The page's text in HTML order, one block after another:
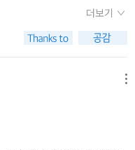
적으로 불태워진다. 1924
다. 국가 사회주의가 지
런 일은 지금도 수많은
파시즘에 맞서 영웅적
다. 독재국가에서는 진실
를 다시 쓰고, 사실을 왜
법적이다. 프로파간다가
날, 그는 이제 너무나 익
수들의 행렬을 목격하게
파시켰다는 것이 그들의
의 금니를 뽑는 일, 시체
코만도(작업반)에 구성원
형에 처하자, 나는 이 책
려진다.(P. 58) 우리가
에서도 제외됐으며, 후반에
독한 겨울을 날 수 있었
인과관계를 관찰하는 과
인간으로서의 최소한의
이는 인물에 대한 스케치
장을 가진 인물들도 넘
의 산물'이기 때문이다. 작
덕적인 판단을 내리진 않
는 '선'과 '악', '옳음'과 '그
를 지닐지 한번 생각해보
케치한 그림과 위에 예시
이 철조망 이쪽 편에서 얼
해보시기를. (130쪽)이
도 말할 수 없는 것을 쓴
있지만 증언할 수 없다.
할 수 있다. 레비는 죽은
다. 그러나 1987년 끝내
신이 살아남은 것은 순전
라고 말하지만 어쨌거나
간이란 정의에 대해서 다
진 대로(나는 많은 사람
적적으로 살아난 이탈리아
리모 레비의 생존 수기
그가 실제로 본 것, 느낀
성적이며 담담한 필치로
이다. 고대 그리스에서는
가에 대한 논쟁이 벌어
깃털을 모조리 뽑은 닭을
가 전해져 내려온다. 또
회적, 사회적 동물이라는
더보기